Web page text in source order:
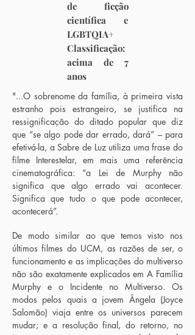
de ficção
científica e
LGBTQIA+
Classificação:
acima de 7
anos
"...O sobrenome da família, à primeira vista
estranho pois estrangeiro, se justifica na
ressignificação do ditado popular que diz
que “se algo pode dar errado, dará” – para
efetivá-la, a Sabre de Luz utiliza uma frase do
filme Interestelar, em mais uma referência
cinematográfica: “a Lei de Murphy não
significa que algo errado vai acontecer.
Significa que tudo o que pode acontecer,
acontecerá”.
De modo similar ao que temos visto nos
últimos filmes do UCM, as razões de ser, o
funcionamento e as implicações do multiverso
não são exatamente explicados em A Família
Murphy e o Incidente no Multiverso. Os
modos pelos quais a jovem Ângela (Joyce
Salomão) viaja entre os universos parecem
mudar; e a resolução final, do retorno, no